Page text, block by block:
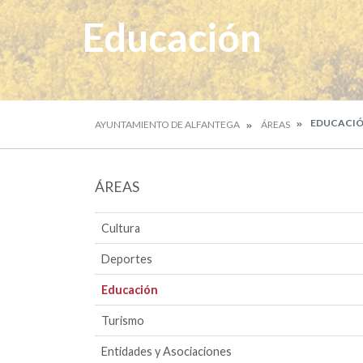
Educación
AYUNTAMIENTO DE ALFANTEGA ÁREAS
ÁREAS
Cultura
Deportes
Educación
Turismo
Entidades y Asociaciones